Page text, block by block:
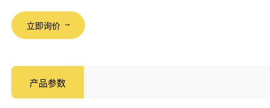
立即询价
产品参数